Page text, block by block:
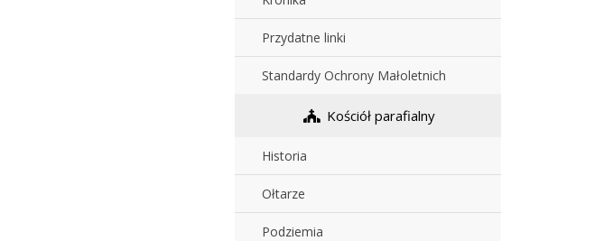
Przydatne linki
Standardy Ochrony Małoletnich
Kościół parafialny
Historia
Ołtarze
Podziemia